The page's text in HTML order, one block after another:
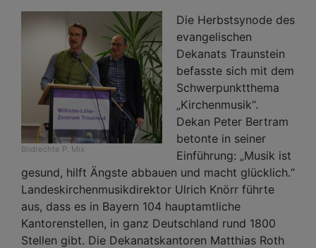
Bildrechte P. Mix
Die Herbstsynode des
evangelischen
Dekanats Traunstein
befasste sich mit dem
Schwerpunktthema
„Kirchenmusik“.
Dekan Peter Bertram
betonte in seiner
Einführung: „Musik ist
gesund, hilft Ängste abbauen und macht glücklich.“
Landeskirchenmusikdirektor Ulrich Knörr führte
aus, dass es in Bayern 104 hauptamtliche
Kantorenstellen, in ganz Deutschland rund 1800
Stellen gibt. Die Dekanatskantoren Matthias Roth